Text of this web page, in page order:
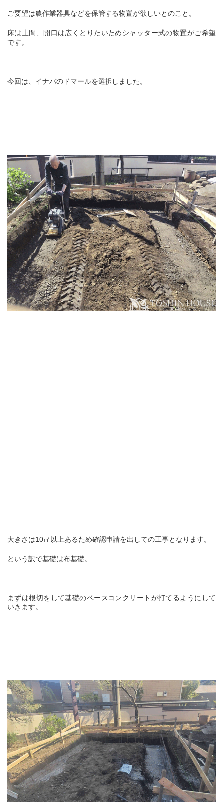
ご要望は農作業器具などを保管する物置が欲しいとのこと。
床は土間、開口は広くとりたいためシャッター式の物置がご希望
です。
今回は、イナバのドマールを選択しました。
大きさは10㎡以上あるため確認申請を出しての工事となります。
という訳で基礎は布基礎。
まずは根切をして基礎のベースコンクリートが打てるようにして
いきます。